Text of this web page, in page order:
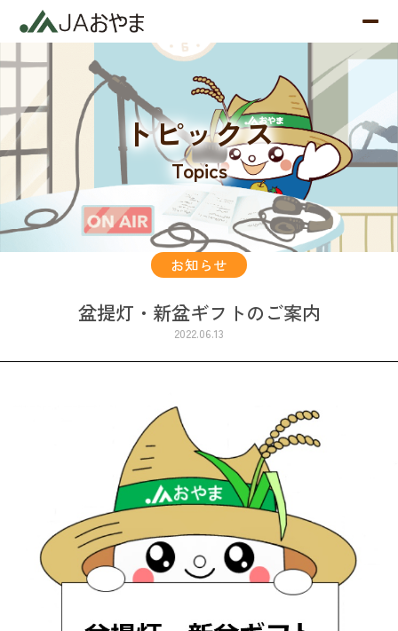
トピックス
Topics
お知らせ
盆提灯・新盆ギフトのご案内
2022.06.13